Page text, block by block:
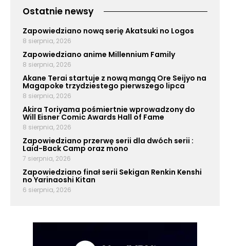
Ostatnie newsy
Zapowiedziano nową serię Akatsuki no Logos
8 sierpnia, 2026
Zapowiedziano anime Millennium Family
8 sierpnia, 2026
Akane Terai startuje z nową mangą Ore Seijyo na
Magapoke trzydziestego pierwszego lipca
8 sierpnia, 2026
Akira Toriyama pośmiertnie wprowadzony do
Will Eisner Comic Awards Hall of Fame
8 sierpnia, 2026
Zapowiedziano przerwę serii dla dwóch serii :
Laid-Back Camp oraz mono
7 sierpnia, 2026
Zapowiedziano finał serii Sekigan Renkin Kenshi
no Yarinaoshi Kitan
6 sierpnia, 2026